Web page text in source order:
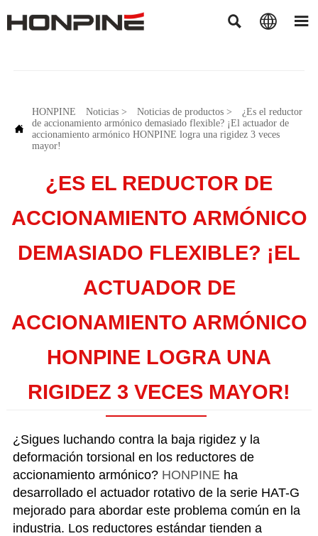
  

HONPINE Noticias> Noticias de productos>
¿Es el reductor
de accionamiento armónico demasiado flexible? ¡El actuador de
accionamiento armónico HONPINE logra una rigidez 3 veces
mayor!
¿ES EL REDUCTOR DE
ACCIONAMIENTO ARMÓNICO
DEMASIADO FLEXIBLE? ¡EL
ACTUADOR DE
ACCIONAMIENTO ARMÓNICO
HONPINE LOGRA UNA
RIGIDEZ 3 VECES MAYOR!
¿Sigues luchando contra la baja rigidez y la
deformación torsional en los reductores de
accionamiento armónico? HONPINE ha
desarrollado el actuador rotativo de la serie HAT-G
mejorado para abordar este problema común en la
industria. Los reductores estándar tienden a